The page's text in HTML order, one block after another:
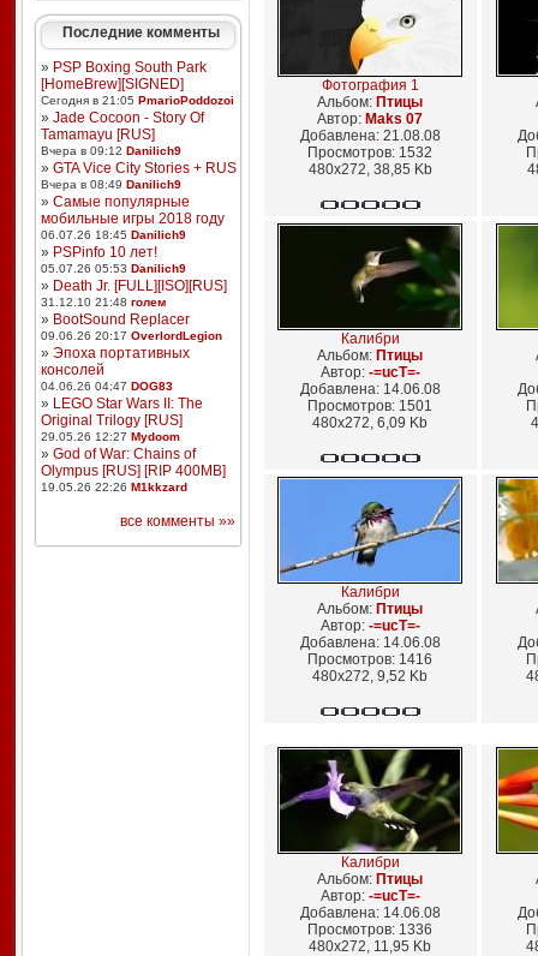
Последние комменты
» PSP Boxing South Park
[HomeBrew][SIGNED]
Сегодня в 21:05 PmarioPoddozoi
» Jade Cocoon - Story Of
Tamamayu [RUS]
Вчера в 09:12 Danilich9
» GTA Vice City Stories + RUS
Вчера в 08:49 Danilich9
» Самые популярные
мобильные игры 2018 году
06.07.26 18:45 Danilich9
» PSPinfo 10 лет!
05.07.26 05:53 Danilich9
» Death Jr. [FULL][ISO][RUS]
31.12.10 21:48 голем
» BootSound Replacer
09.06.26 20:17 OverlordLegion
» Эпоха портативных
консолей
04.06.26 04:47 DOG83
» LEGO Star Wars II: The
Original Trilogy [RUS]
29.05.26 12:27 Mydoom
» God of War: Chains of
Olympus [RUS] [RIP 400MB]
19.05.26 22:26 M1kkzard
все комменты »»
Фотография 1
Альбом: Птицы
Автор: Maks 07
Добавлена: 21.08.08
Просмотров: 1532
480x272, 38,85 Kb
Калибри
Альбом: Птицы
Автор: -=ucT=-
Добавлена: 14.06.08
Просмотров: 1501
480x272, 6,09 Kb
Калибри
Альбом: Птицы
Автор: -=ucT=-
Добавлена: 14.06.08
Просмотров: 1416
480x272, 9,52 Kb
Калибри
Альбом: Птицы
Автор: -=ucT=-
Добавлена: 14.06.08
Просмотров: 1336
480x272, 11,95 Kb